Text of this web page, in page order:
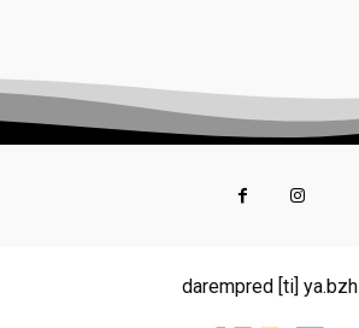
darempred [ti] ya.bzh